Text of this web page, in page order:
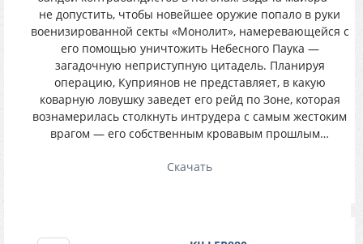
не допустить, чтобы новейшее оружие попало в руки
военизированной секты «Монолит», намеревающейся с
его помощью уничтожить Небесного Паука —
загадочную неприступную цитадель. Планируя
операцию, Куприянов не представляет, в какую
коварную ловушку заведет его рейд по Зоне, которая
вознамерилась столкнуть интрудера с самым жестоким
врагом — его собственным кровавым прошлым…
Скачать